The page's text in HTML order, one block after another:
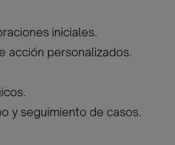
iniciales.
acción personalizados.
y seguimiento de casos.